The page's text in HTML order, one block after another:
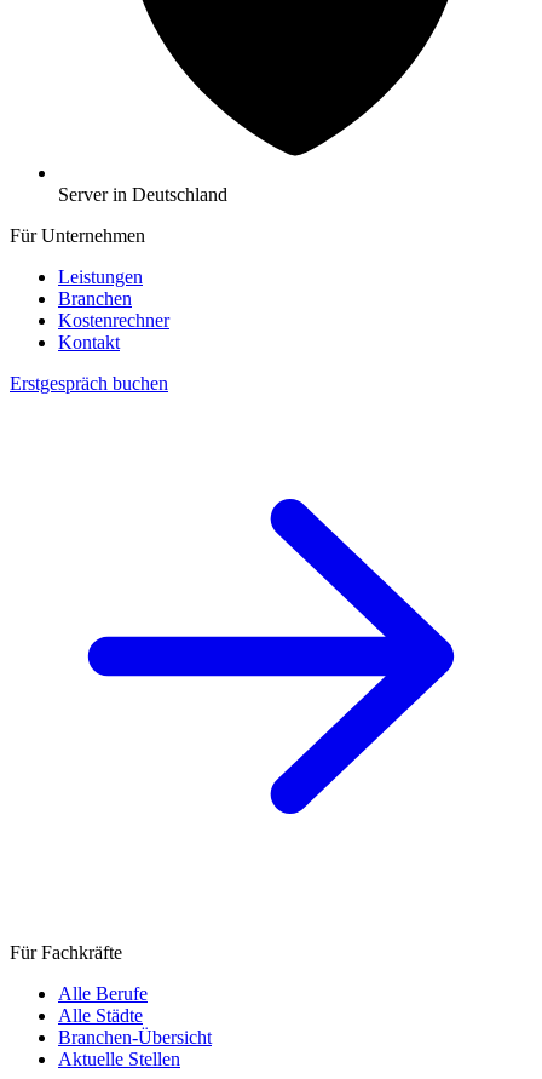
Server in Deutschland
Für Unternehmen
Leistungen
Branchen
Kostenrechner
Kontakt
Erstgespräch buchen
Für Fachkräfte
Alle Berufe
Alle Städte
Branchen-Übersicht
Aktuelle Stellen